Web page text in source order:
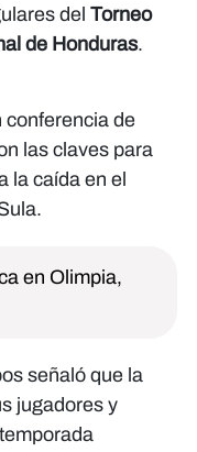
del Torneo
de Honduras.
conferencia de
las claves para
la caída en el
en Olimpia,
señaló que la
jugadores y